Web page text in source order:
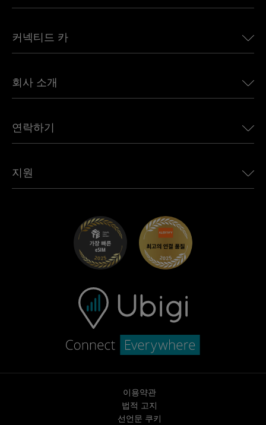
유럽용 eSIM
캐나다용 eSIM
아프리카용 eSIM
모든 목적지 보기
커넥티드 카
Land Rover용 Ubigi
Jeep용 Ubigi
Mini용 Ubigi
Maserati용 Ubigi
회사 소개
언론에 소개된 Ubigi
Ubigi 앱
연락하기
제휴 프로그램
지원
이용약관
법적 고지
선언문 쿠키